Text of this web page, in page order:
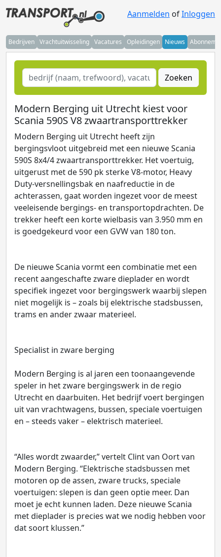
Aanmelden ofInloggen
Bedrijven Vrachtuitwisseling Vacatures Opleidingen Nieuws
Zoeken
Modern Berging uit Utrecht kiest voor
Scania 590S V8 zwaartransporttrekker
Modern Berging uit Utrecht heeft zijn
bergingsvloot uitgebreid met een nieuwe Scania
590S 8x4/4 zwaartransporttrekker. Het voertuig,
uitgerust met de 590 pk sterke V8-motor, Heavy
Duty-versnellingsbak en naafreductie in de
achterassen, gaat worden ingezet voor de meest
veeleisende bergings- en transportopdrachten. De
trekker heeft een korte wielbasis van 3.950 mm en
is goedgekeurd voor een GVW van 180 ton.
De nieuwe Scania vormt een combinatie met een
recent aangeschafte zware dieplader en wordt
specifiek ingezet voor bergingswerk waarbij slepen
niet mogelijk is – zoals bij elektrische stadsbussen,
trams en ander zwaar materieel.
Specialist in zware berging
Modern Berging is al jaren een toonaangevende
speler in het zware bergingswerk in de regio
Utrecht en daarbuiten. Het bedrijf voert bergingen
uit van vrachtwagens, bussen, speciale voertuigen
en – steeds vaker – elektrisch materieel.
“Alles wordt zwaarder,” vertelt Clint van Oort van
Modern Berging. “Elektrische stadsbussen met
motoren op de assen, zware trucks, speciale
voertuigen: slepen is dan geen optie meer. Dan
moet je echt kunnen laden. Deze nieuwe Scania
met dieplader is precies wat we nodig hebben voor
dat soort klussen.”